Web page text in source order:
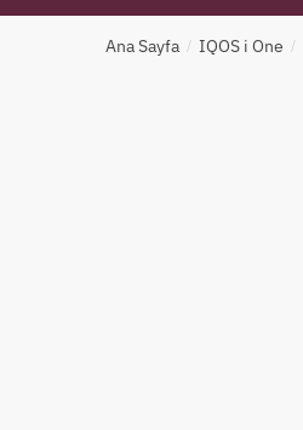
Ana Sayfa / IQOS i One /